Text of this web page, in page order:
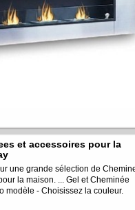
et accessoires pour la
une grande sélection de
la maison. ... Gel et Cheminée
modèle - Choisissez la couleur.